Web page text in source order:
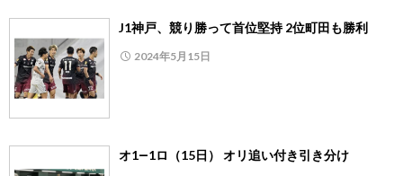
J1神戸、競り勝って首位堅持 2位町田も勝利
2024年5月15日
オ1―1ロ（15日） オリ追い付き引き分け